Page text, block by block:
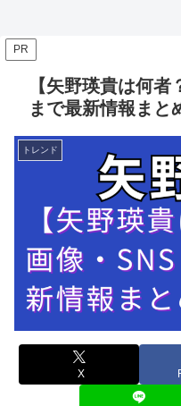
PR
【矢野瑛貴は何
まで最新情報まと
トレンド
X